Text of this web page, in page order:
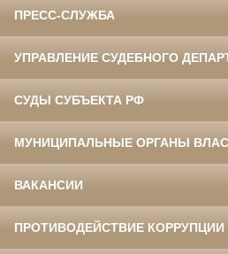
ПРЕСС-СЛУЖБА
УПРАВЛЕНИЕ СУДЕБНОГО
СУДЫ СУБЪЕКТА РФ
МУНИЦИПАЛЬНЫЕ ОРГАНЫ
ВАКАНСИИ
ПРОТИВОДЕЙСТВИЕ КОРРУПЦИИ